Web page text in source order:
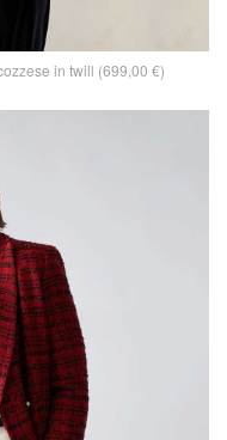
in twill (699,00 €)